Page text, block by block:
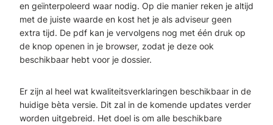
en geïnterpoleerd waar nodig. Op die manier reken je altijd
met de juiste waarde en kost het je als adviseur geen
extra tijd. De pdf kan je vervolgens nog met één druk op
de knop openen in je browser, zodat je deze ook
beschikbaar hebt voor je dossier.
Er zijn al heel wat kwaliteitsverklaringen beschikbaar in de
huidige bèta versie. Dit zal in de komende updates verder
worden uitgebreid. Het doel is om alle beschikbare